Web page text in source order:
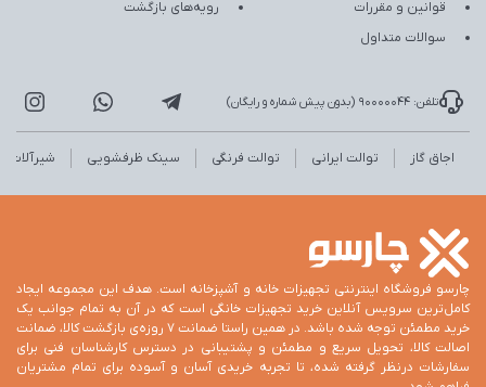
قوانین و مقررات
سوالات متداول
رویه‌های بازگشت
تلفن: 90000044 (بدون پیش شماره و رایگان)
اجاق گاز توالت ایرانی توالت فرنگی سینک ظرفشویی شیرآلات
چارسو فروشگاه اینترنتی تجهیزات خانه و آشپزخانه است. هدف این مجموعه ایجاد
کامل‌ترین سرویس آنلاین خرید تجهیزات خانگی است که در آن به تمام جوانب یک
خرید مطمئن توجه شده باشد. در همین راستا ضمانت 7 روزه‌ی بازگشت کالا، ضمانت
اصالت کالا، تحویل سریع و مطمئن و پشتیبانی در دسترس کارشناسان فنی برای
سفارشات درنظر گرفته شده، تا تجربه خریدی آسان و آسوده برای تمام مشتریان